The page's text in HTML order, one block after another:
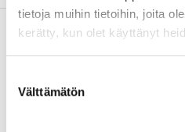
tietoja muihin tietoihin, joita
kerätty, kun olet käyttänyt
valinta
Välttämätön